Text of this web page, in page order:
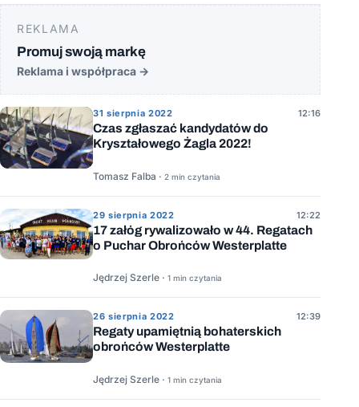
REKLAMA
Promuj swoją markę
Reklama i współpraca →
31 sierpnia 2022 12:16
Czas zgłaszać kandydatów do
Kryształowego Żagla 2022!
Tomasz Falba · 2 min czytania
29 sierpnia 2022 12:22
17 załóg rywalizowało w 44. Regatach
o Puchar Obrońców Westerplatte
Jędrzej Szerle · 1 min czytania
26 sierpnia 2022 12:39
Regaty upamiętnią bohaterskich
obrońców Westerplatte
Jędrzej Szerle · 1 min czytania